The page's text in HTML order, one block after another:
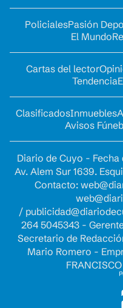
PolicialesPasión
El Mundo
Cartas del lector
Tendencia
ClasificadosInmuebles
Avisos
Diario de Cuyo -
Av. Alem Sur 1639.
Contacto:
/
264 5045343 -
Secretario de
Mario Romero -